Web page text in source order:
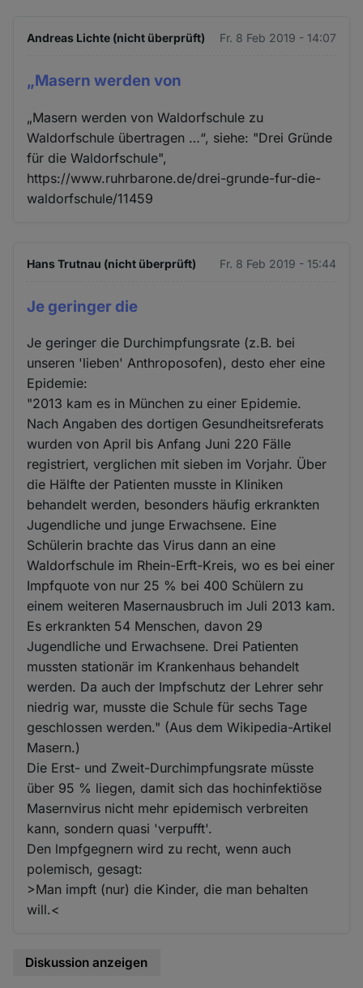
Andreas Lichte (nicht überprüft) Fr. 8 Feb 2019 - 14:07
„Masern werden von
„Masern werden von Waldorfschule zu
Waldorfschule übertragen …“, siehe: "Drei Gründe
für die Waldorfschule",
https://www.ruhrbarone.de/drei-grunde-fur-die-
waldorfschule/11459
Hans Trutnau (nicht überprüft) Fr. 8 Feb 2019 - 15:44
Je geringer die
Je geringer die Durchimpfungsrate (z.B. bei
unseren 'lieben' Anthroposofen), desto eher eine
Epidemie:
"2013 kam es in München zu einer Epidemie.
Nach Angaben des dortigen Gesundheitsreferats
wurden von April bis Anfang Juni 220 Fälle
registriert, verglichen mit sieben im Vorjahr. Über
die Hälfte der Patienten musste in Kliniken
behandelt werden, besonders häufig erkrankten
Jugendliche und junge Erwachsene. Eine
Schülerin brachte das Virus dann an eine
Waldorfschule im Rhein-Erft-Kreis, wo es bei einer
Impfquote von nur 25 % bei 400 Schülern zu
einem weiteren Masernausbruch im Juli 2013 kam.
Es erkrankten 54 Menschen, davon 29
Jugendliche und Erwachsene. Drei Patienten
mussten stationär im Krankenhaus behandelt
werden. Da auch der Impfschutz der Lehrer sehr
niedrig war, musste die Schule für sechs Tage
geschlossen werden." (Aus dem Wikipedia-Artikel
Masern.)
Die Erst- und Zweit-Durchimpfungsrate müsste
über 95 % liegen, damit sich das hochinfektiöse
Masernvirus nicht mehr epidemisch verbreiten
kann, sondern quasi 'verpufft'.
Den lmpfgegnern wird zu recht, wenn auch
polemisch, gesagt:
>Man impft (nur) die Kinder, die man behalten
will.<
Diskussion anzeigen